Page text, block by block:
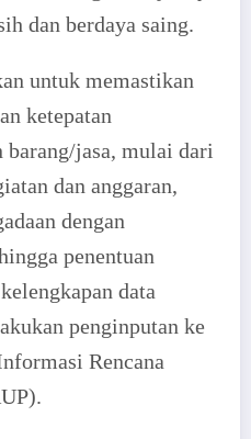
dan berdaya saing.
untuk memastikan
ketepatan
barang/jasa, mulai dari
dan anggaran,
dengan
penentuan
data
penginputan ke
Rencana